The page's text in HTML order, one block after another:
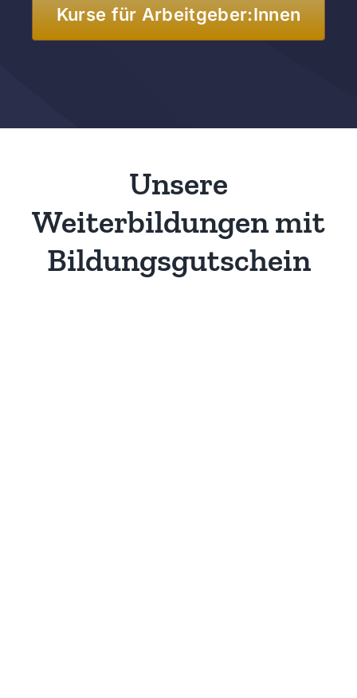
Kurse für Arbeitgeber:Innen
Unsere
Weiterbildungen mit
Bildungsgutschein